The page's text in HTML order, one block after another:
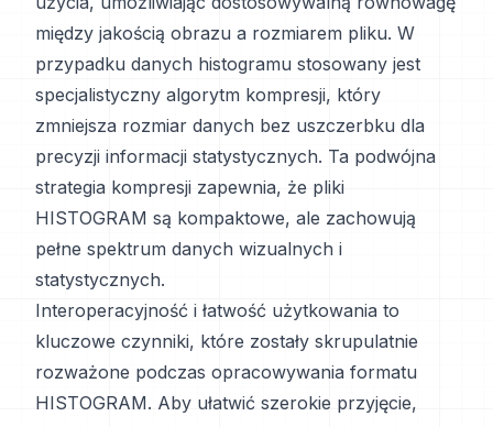
między jakością obrazu a rozmiarem pliku. W
przypadku danych histogramu stosowany jest
specjalistyczny algorytm kompresji, który
zmniejsza rozmiar danych bez uszczerbku dla
precyzji informacji statystycznych. Ta podwójna
strategia kompresji zapewnia, że pliki
HISTOGRAM są kompaktowe, ale zachowują
pełne spektrum danych wizualnych i
statystycznych.
Interoperacyjność i łatwość użytkowania to
kluczowe czynniki, które zostały skrupulatnie
rozważone podczas opracowywania formatu
HISTOGRAM. Aby ułatwić szerokie przyjęcie,